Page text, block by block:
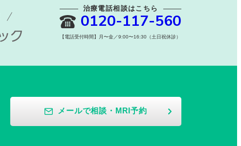
治療電話相談はこちら
0120-117-560
【電話受付時間】月〜金／9:00〜16:30（土日祝休診）
メールで相談・MRI予約